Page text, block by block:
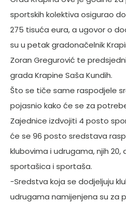
sportskih kolektiva osigurao
275 tisuća eura, a ugovor o
su u petak gradonačelnik
Zoran Gregurović te
grada Krapine Saša Kundih.
Što se tiče same raspodjele
pojasnio kako će se za
Zajednice izdvojiti 4 posto
će se 96 posto sredstava
klubovima i udrugama, njih 20,
sportašica i sportaša.
-Sredstva koja se dodjeljuju
udrugama namijenjena su za